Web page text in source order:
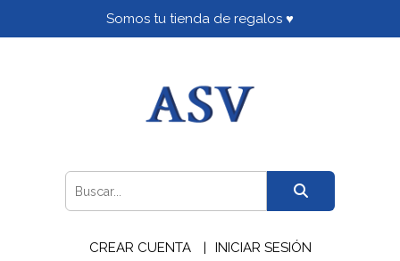
Somos tu tienda de regalos ♥
CREAR CUENTA INICIAR SESIÓN